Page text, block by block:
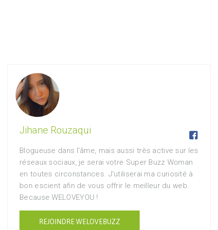
Jihane Rouzaqui 
Blogueuse dans l'âme, mais aussi très active sur les
réseaux sociaux, je serai votre Super Buzz Woman
en toutes circonstances. J’utiliserai ma curiosité à
bon escient afin de vous offrir le meilleur du web.
Because WELOVEYOU !
REJOINDRE WELOVEBUZZ